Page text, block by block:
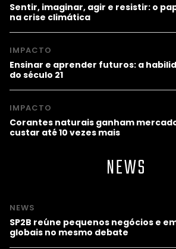
Sentir, imaginar, agir e resistir: o
na crise climática
IMPACTO
Ensinar e aprender futuros: a
do século 21
IMPACTO
Corantes naturais ganham
custar até 10 vezes mais
NEWS
NEWS
SP2B reúne pequenos negócios e
globais no mesmo debate